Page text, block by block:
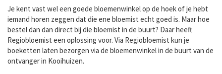
Je kent vast wel een goede bloemenwinkel op de hoek of je hebt
iemand horen zeggen dat die ene bloemist echt goed is. Maar hoe
bestel dan dan direct bij die bloemist in de buurt? Daar heeft
Regiobloemist een oplossing voor. Via Regiobloemist kun je
boeketten laten bezorgen via de bloemenwinkel in de buurt van de
ontvanger in Kooihuizen.